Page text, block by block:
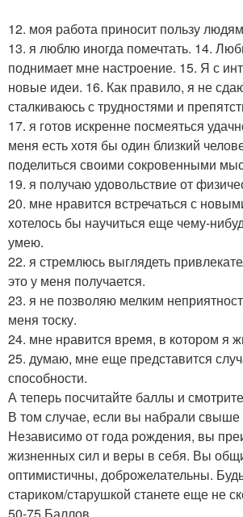
12. моя работа приносит пользу
13. я люблю иногда помечтать. 14.
поднимает мне настроение. 15. Я с
новые идеи. 16. Как правило, я не
сталкиваюсь с трудностями и
17. я готов искренне посмеяться
меня есть хотя бы один близкий
поделиться своими сокровенными
19. я получаю удовольствие от
20. мне нравится встречаться с
хотелось бы научиться еще чему-
умею.
22. я стремлюсь выглядеть
это у меня получается.
23. я не позволяю мелким
меня тоску.
24. мне нравится время, в котором я
25. думаю, мне еще представится
способности.
А теперь посчитайте баллы и
В том случае, если вы набрали свыше
Независимо от года рождения, вы
жизненных сил и веры в себя. Вы
оптимистичны, доброжелательны.
стариком/старушкой станете еще не